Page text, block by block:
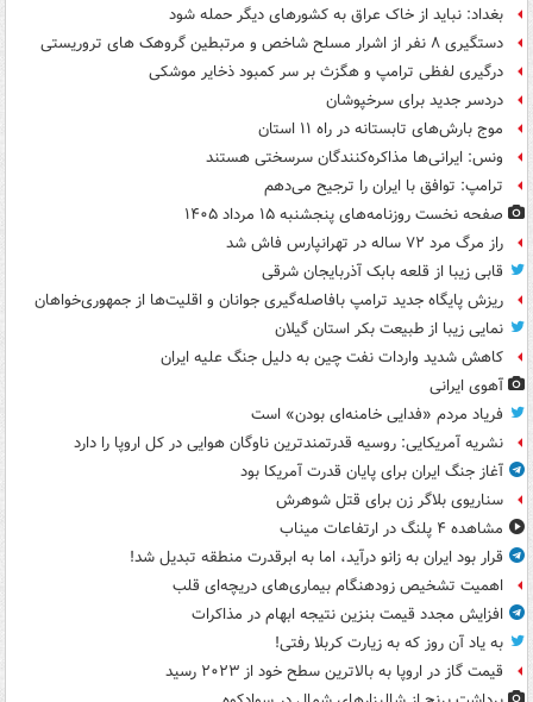
بغداد: نباید از خاک عراق به کشورهای دیگر حمله شود
دستگیری ۸ نفر از اشرار مسلح شاخص و مرتبطین گروهک های تروریستی
درگیری لفظی ترامپ و هگزث بر سر کمبود ذخایر موشکی
دردسر جدید برای سرخپوشان
موج بارش‌های تابستانه در راه ۱۱ استان
ونس: ایرانی‌ها مذاکره‌کنندگان سرسختی هستند
ترامپ: توافق با ایران را ترجیح می‌دهم
صفحه نخست روزنامه‌های پنجشنبه ۱۵ مرداد ۱۴۰۵
راز مرگ مرد ۷۲ ساله در تهرانپارس فاش شد
قابی زیبا از قلعه بابک آذربایجان شرقی
ریزش پایگاه جدید ترامپ بافاصله‌گیری جوانان و اقلیت‌ها از جمهوری‌خواهان
نمایی زیبا از طبیعت بکر استان گیلان
کاهش شدید واردات نفت چین به دلیل جنگ علیه ایران
آهوی ایرانی
فریاد مردم «فدایی خامنه‌ای بودن» است
نشریه آمریکایی: روسیه قدرتمندترین ناوگان هوایی در کل اروپا را دارد
آغاز جنگ ایران برای پایان قدرت آمریکا بود
سناریوی بلاگر زن برای قتل شوهرش
مشاهده ۴ پلنگ در ارتفاعات میناب
قرار بود ایران به زانو درآید، اما به ابرقدرت منطقه تبدیل شد!
اهمیت تشخیص زودهنگام بیماری‌های دریچه‌ای قلب
افزایش مجدد قیمت بنزین نتیجه ابهام در مذاکرات
به یاد آن روز که به زیارت کربلا رفتی!
قیمت گاز در اروپا به بالاترین سطح خود از ۲۰۲۳ رسید